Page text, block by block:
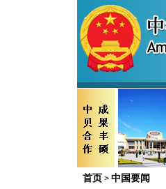
首页 > 中国要闻